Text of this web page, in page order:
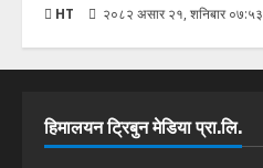
HT २०८२ असार २१, शनिबार ०७:५३
हिमालयन ट्रिबुन मेडिया प्रा.लि.